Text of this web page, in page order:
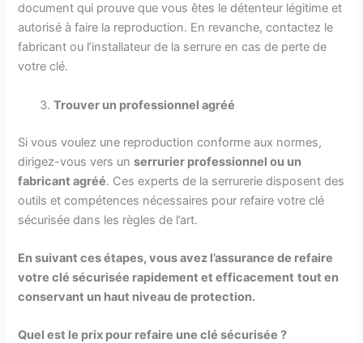
document qui prouve que vous êtes le détenteur légitime et
autorisé à faire la reproduction. En revanche, contactez le
fabricant ou l’installateur de la serrure en cas de perte de
votre clé.
Trouver un professionnel agréé
Si vous voulez une reproduction conforme aux normes,
dirigez-vous vers unserrurier professionnel ou un
fabricant agréé. Ces experts de la serrurerie disposent des
outils et compétences nécessaires pour refaire votre clé
sécurisée dans les règles de l’art.
En suivant ces étapes, vousavez l’assurance de refaire
votre clé sécurisée rapidement et efficacement tout en
conservant un haut niveau de protection.
Quel est le prix pour refaire une clé sécurisée ?